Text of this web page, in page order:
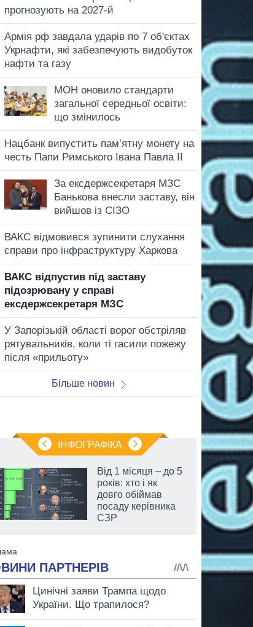
прогнозують на 2027-й
Армія рф завдала ударів по 7 об'єктах
Укрнафти, які забезпечують видобуток
нафти та газу
МОН оновило стандарти
загальної середньої освіти:
що змінилось
Нацбанк випустить пам’ятну монету на
честь Папи Римського Івана Павла II
За ексдержсекретаря МЗС
Банькова внесли заставу, він
вийшов із СІЗО
ВАКС відмовився зупинити слухання
справи про інфраструктуру Харкова
ВАКС відпустив під заставу
підозрювану у справі
ексдержсекретаря МЗС
У Запорізькій області ворог обстріляв
рятувальників, коли ті гасили пожежу
після «прильоту»
Більше новин
ІНФОГРАФІКА
Від 1 місяця – до 5
років: хто і як
довго обіймав
посаду керівника
СЗР